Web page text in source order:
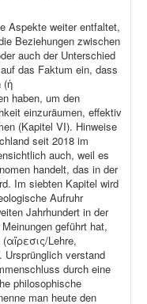
Aspekte weiter entfaltet,
Beziehungen zwischen
auch der Unterschied
das Faktum ein, dass
(ἡ
haben, um den
einzuräumen, effektiv
(Kapitel VI). Hinweise
seit 2018 im
auch, weil es
handelt, das in der
Im siebten Kapitel wird
Aufruhr
Jahrhundert in der
geführt hat,
(αἵρεσις/Lehre,
Ursprünglich verstand
durch eine
philosophische
man heute den